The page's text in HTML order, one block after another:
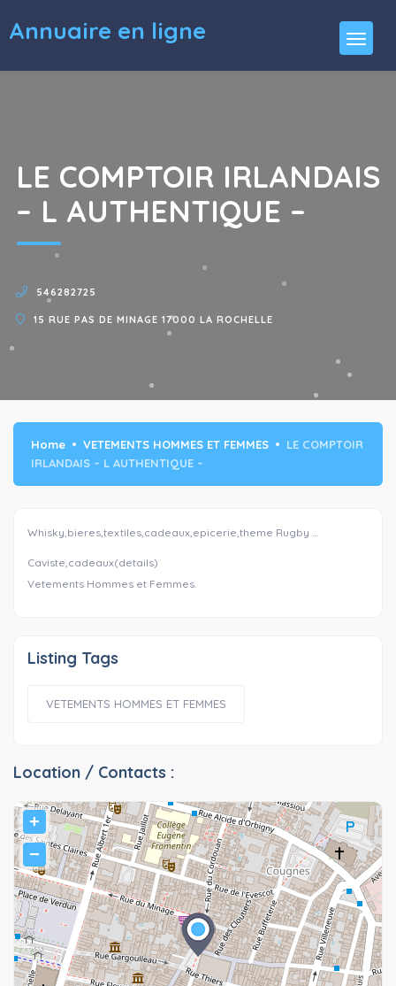
Annuaire en ligne
LE COMPTOIR IRLANDAIS
– L AUTHENTIQUE –
546282725
15 RUE PAS DE MINAGE 17000 LA ROCHELLE
Home VETEMENTS HOMMES ET FEMMES
LE COMPTOIR
IRLANDAIS – L AUTHENTIQUE –
Whisky,bieres,textiles,cadeaux,epicerie,theme Rugby …
Caviste,cadeaux(details)
Vetements Hommes et Femmes.
Listing Tags
VETEMENTS HOMMES ET FEMMES
Location / Contacts :
+
−